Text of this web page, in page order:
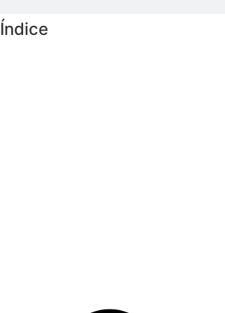
Índice